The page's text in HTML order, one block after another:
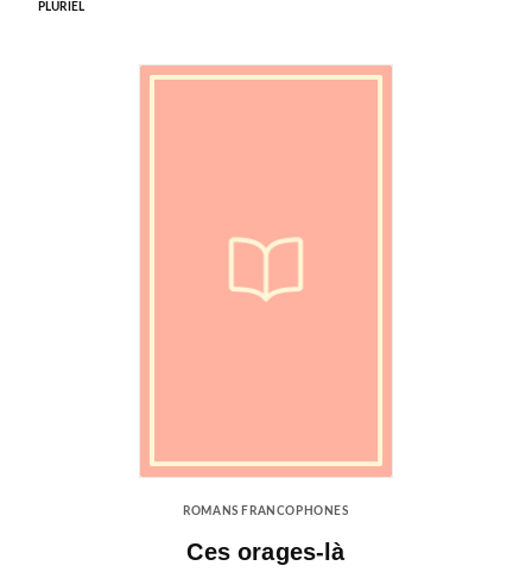
PLURIEL
ROMANS FRANCOPHONES
Ces orages-là